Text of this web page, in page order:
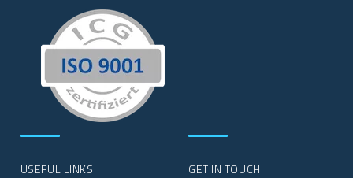
USEFUL LINKS GET IN TOUCH